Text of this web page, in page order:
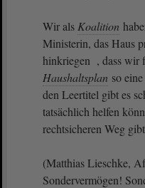
Wir als Koalition
Ministerin, das Haus
hinkriegen , dass wir
Haushaltsplan so
den Leertitel gibt es
tatsächlich helfen
rechtsicheren Weg
(Matthias Lieschke,
Sondervermögen!